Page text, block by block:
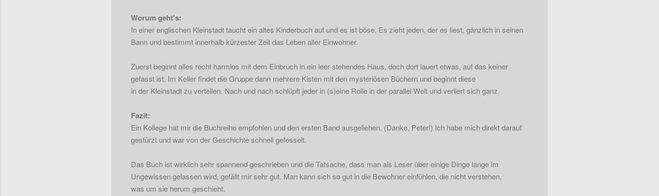
Worum geht's:
In einer englischen Kleinstadt taucht ein altes Kinderbuch auf und es ist böse. Es zieht jeden, der es liest, gänzlich in seinen
Bann und bestimmt innerhalb kürzester Zeit das Leben aller Einwohner.
Zuerst beginnt alles recht harmlos mit dem Einbruch in ein leer stehendes Haus, doch dort lauert etwas, auf das keiner
gefasst ist. Im Keller findet die Gruppe dann mehrere Kisten mit den mysteriösen Büchern und beginnt diese
in der Kleinstadt zu verteilen. Nach und nach schlüpft jeder in (s)eine Rolle in der parallel Welt und verliert sich ganz.
Fazit:
Ein Kollege hat mir die Buchreihe empfohlen und den ersten Band ausgeliehen. (Danke, Peter!) Ich habe mich direkt darauf
gestürzt und war von der Geschichte schnell gefesselt.
Das Buch ist wirklich sehr spannend geschrieben und die Tatsache, dass man als Leser über einige Dinge lange im
Ungewissen gelassen wird, gefällt mir sehr gut. Man kann sich so gut in die Bewohner einfühlen, die nicht verstehen,
was um sie herum geschieht.